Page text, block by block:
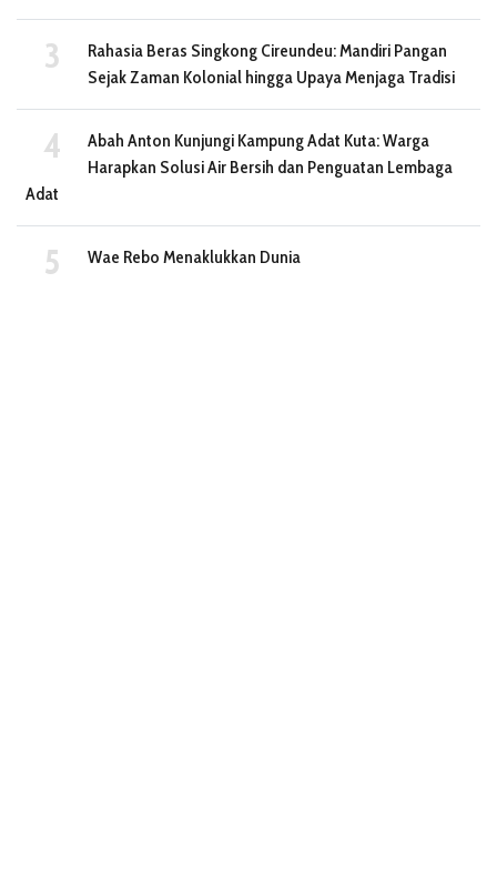
Rahasia Beras Singkong Cireundeu: Mandiri Pangan
Sejak Zaman Kolonial hingga Upaya Menjaga Tradisi
Abah Anton Kunjungi Kampung Adat Kuta: Warga
Harapkan Solusi Air Bersih dan Penguatan Lembaga
Adat
Wae Rebo Menaklukkan Dunia